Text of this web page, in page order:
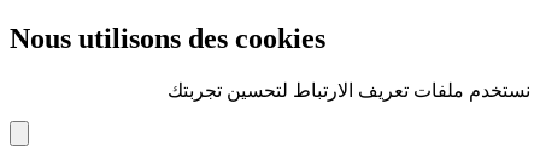
Nous utilisons des cookies
نستخدم ملفات تعريف الارتباط لتحسين تجربتك